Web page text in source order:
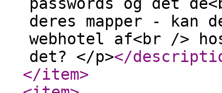
deres mapper -
webhotel af<br />
det? </p></
</item>